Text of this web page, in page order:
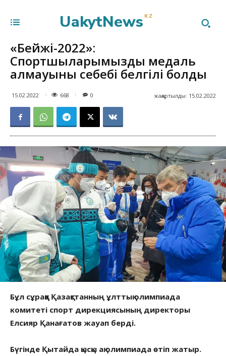
UakytNews KZ
«Бейжің-2022»:
Спортшыларымыздың медаль
алмауының себебі белгілі болды
15.02.2022 668 жаңартылды: 15.02.2022
0
Бұл сұраққа Қазақстанның ұлттық олимпиада
комитеті спорт дирекциясының директоры
Елсияр Қанағатов жауап берді.
Бүгінде Қытайда қысқы ақ олимпиада өтіп жатыр.